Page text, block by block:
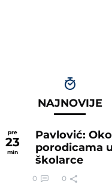
NAJNOVIJE
pre
23
min
Pavlović:
porodicama
školarce
0 0